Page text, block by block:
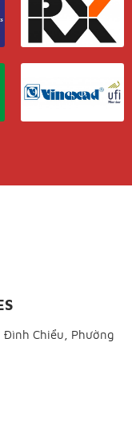
Đình Chiểu, Phường